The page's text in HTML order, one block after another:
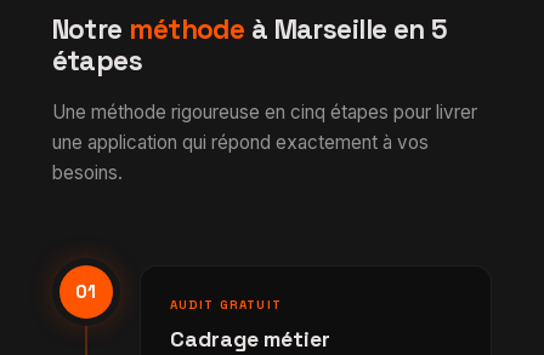
Notre méthode à Marseille en 5
étapes
Une méthode rigoureuse en cinq étapes pour livrer
une application qui répond exactement à vos
besoins.
01
AUDIT GRATUIT
Cadrage métier